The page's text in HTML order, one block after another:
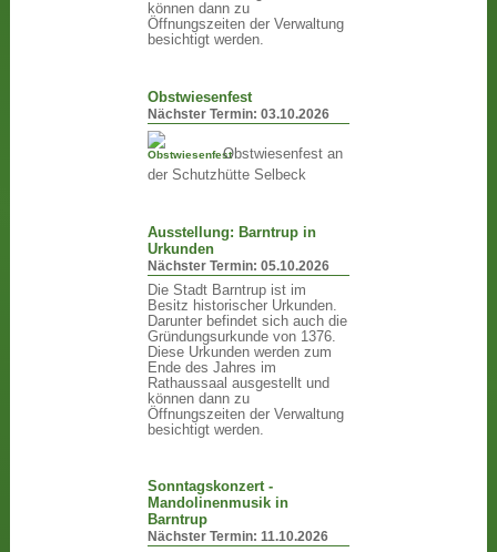
können dann zu
Öffnungszeiten der Verwaltung
besichtigt werden.
Obstwiesenfest
Nächster Termin: 03.10.2026
Obstwiesenfest an
der Schutzhütte Selbeck
Ausstellung: Barntrup in
Urkunden
Nächster Termin: 05.10.2026
Die Stadt Barntrup ist im
Besitz historischer Urkunden.
Darunter befindet sich auch die
Gründungsurkunde von 1376.
Diese Urkunden werden zum
Ende des Jahres im
Rathaussaal ausgestellt und
können dann zu
Öffnungszeiten der Verwaltung
besichtigt werden.
Sonntagskonzert -
Mandolinenmusik in
Barntrup
Nächster Termin: 11.10.2026